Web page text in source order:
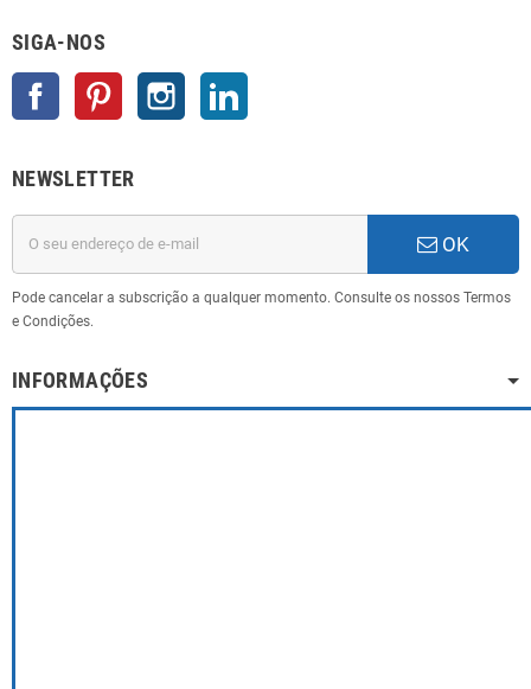
SIGA-NOS
Facebook Pinterest Instagram
NEWSLETTER
OK
Pode cancelar a subscrição a qualquer momento. Consulte os nossos Termos
e Condições.
INFORMAÇÕES